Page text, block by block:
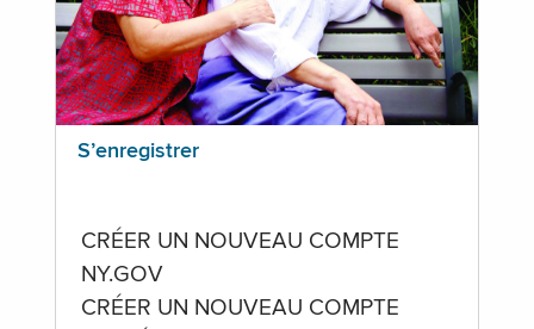
S’enregistrer
CRÉER UN NOUVEAU COMPTE
NY.GOV
CRÉER UN NOUVEAU COMPTE